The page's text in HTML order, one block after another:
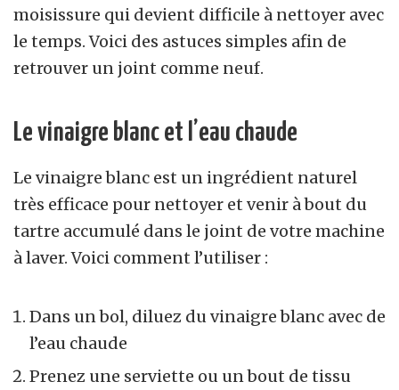
moisissure qui devient difficile à nettoyer avec
le temps. Voici des astuces simples afin de
retrouver un joint comme neuf.
Le vinaigre blanc et l’eau chaude
Le vinaigre blanc est un ingrédient naturel
très efficace pour nettoyer et venir à bout du
tartre accumulé dans le joint de votre machine
à laver. Voici comment l’utiliser :
Dans un bol, diluez du vinaigre blanc avec de
l’eau chaude
Prenez une serviette ou un bout de tissu